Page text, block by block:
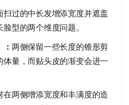
扫过的中长发增添宽度并遮盖
型的两个维度问题。
两侧保留一些长度的锥形剪
体量，而贴头皮的渐变会进一
在两侧增添宽度和丰满度的造